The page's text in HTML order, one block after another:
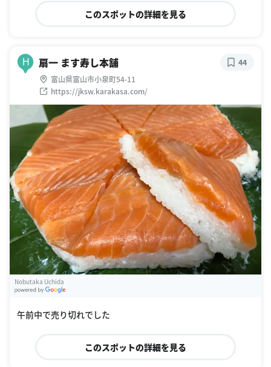
このスポットの詳細を見る
H 扇一 ます寿し本舗
富山県富山市小泉町54-11
https://jksw.karakasa.com/
44
Nobutaka Uchida
午前中で売り切れでした
このスポットの詳細を見る